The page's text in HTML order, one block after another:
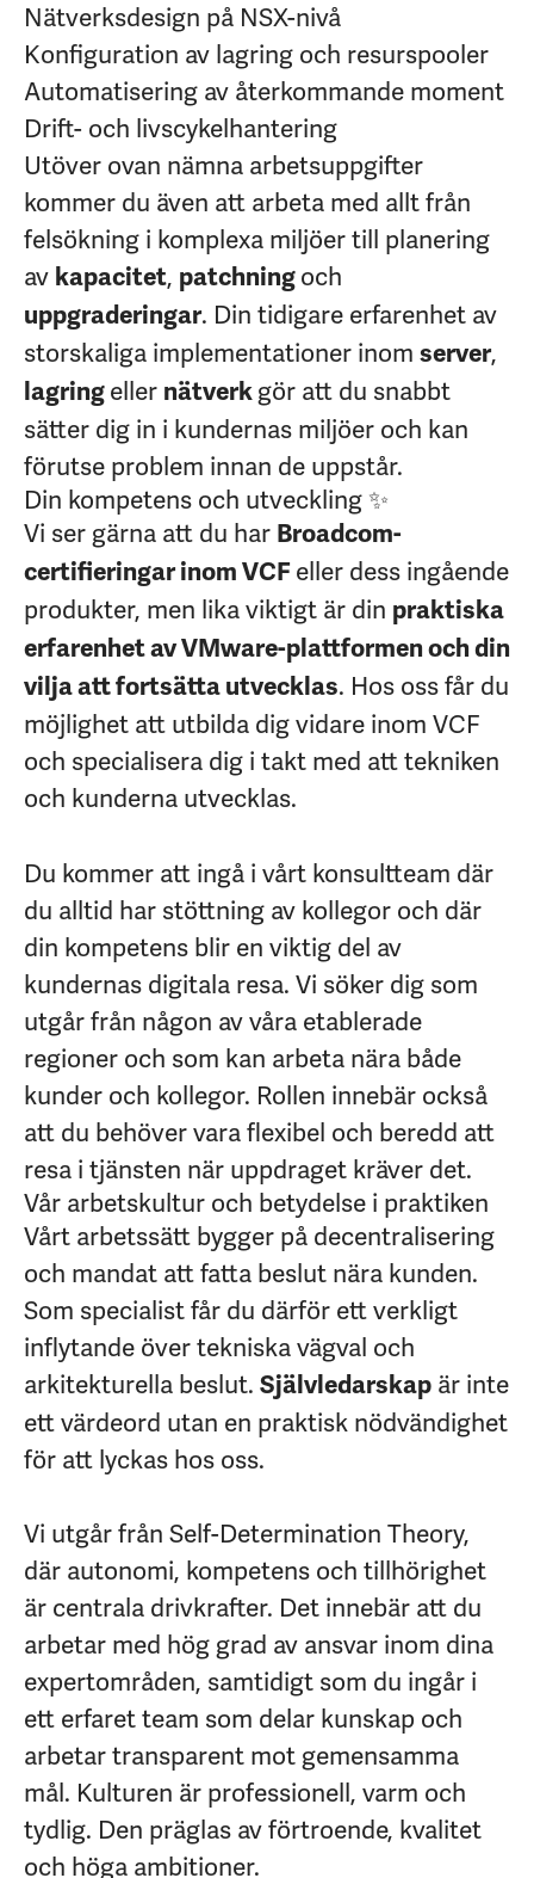
Nätverksdesign på NSX-nivå
Konfiguration av lagring och resurspooler
Automatisering av återkommande moment
Drift- och livscykelhantering
Utöver ovan nämna arbetsuppgifter
kommer du även att arbeta med allt från
felsökning i komplexa miljöer till planering
av kapacitet, patchningoch
uppgraderingar. Din tidigare erfarenhet av
storskaliga implementationer inom server,
lagringeller nätverkgör att du snabbt
sätter dig in i kundernas miljöer och kan
förutse problem innan de uppstår.
Din kompetens och utveckling ✨
Vi ser gärna att du har Broadcom-
certifieringar inom VCFeller dess ingående
produkter, men lika viktigt är din praktiska
erfarenhet av VMware-plattformen och din
vilja att fortsätta utvecklas. Hos oss får du
möjlighet att utbilda dig vidare inom VCF
och specialisera dig i takt med att tekniken
och kunderna utvecklas.
Du kommer att ingå i vårt konsultteam där
du alltid har stöttning av kollegor och där
din kompetens blir en viktig del av
kundernas digitala resa. Vi söker dig som
utgår från någon av våra etablerade
regioner och som kan arbeta nära både
kunder och kollegor. Rollen innebär också
att du behöver vara flexibel och beredd att
resa i tjänsten när uppdraget kräver det.
Vår arbetskultur och betydelse i praktiken
Vårt arbetssätt bygger på decentralisering
och mandat att fatta beslut nära kunden.
Som specialist får du därför ett verkligt
inflytande över tekniska vägval och
arkitekturella beslut. Självledarskap är inte
ett värdeord utan en praktisk nödvändighet
för att lyckas hos oss.
Vi utgår från Self-Determination Theory,
där autonomi, kompetens och tillhörighet
är centrala drivkrafter. Det innebär att du
arbetar med hög grad av ansvar inom dina
expertområden, samtidigt som du ingår i
ett erfaret team som delar kunskap och
arbetar transparent mot gemensamma
mål. Kulturen är professionell, varm och
tydlig. Den präglas av förtroende, kvalitet
och höga ambitioner.